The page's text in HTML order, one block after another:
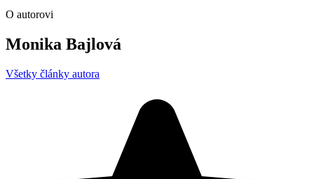
O autorovi
Monika Bajlová
Všetky články autora